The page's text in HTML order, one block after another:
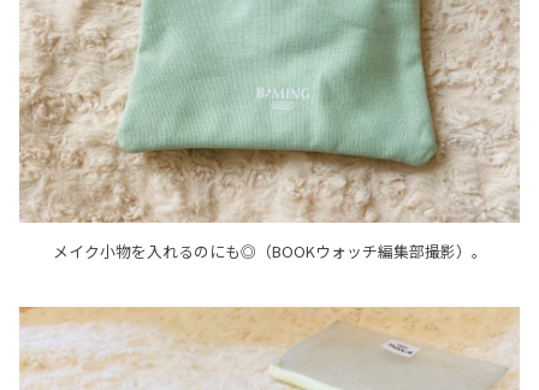
メイク小物を入れるのにも◎（BOOKウォッチ編集部撮影）。